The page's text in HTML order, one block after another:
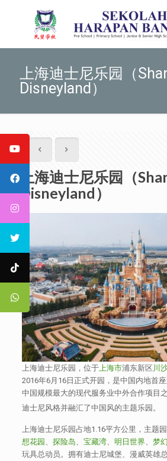
上海迪士尼乐园（
Disneyland）
上海迪士尼乐园（
Disneyland）
上海迪士尼乐园，位于上海市浦东新区 川
2016年6月16日正式开园，是中国内地首
中国规模最大的现代服务业中外合作项目
迪士尼风格并融汇了中国风的主题乐园。
上海迪士尼乐园占地1.16平方公里，主题
想花园
探险岛 宝藏湾、 明日世界 梦
玩具总动员。拥有迪士尼城堡、漫威英雄